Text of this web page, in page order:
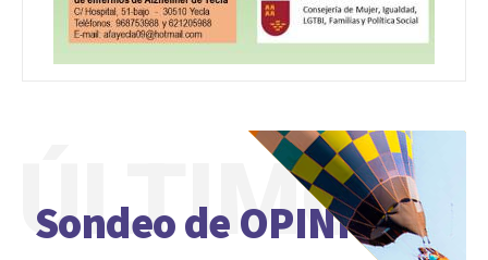
Sondeo de OPINIÓN
ÚLTIMO